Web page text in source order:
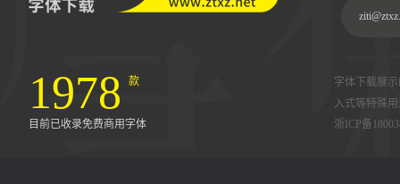
1978 款
目前已收录免费商用字体
字体下载展
入式等特殊
浙ICP备